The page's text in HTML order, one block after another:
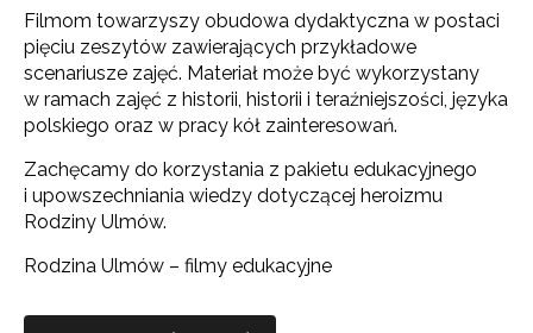
Filmom towarzyszy obudowa dydaktyczna w postaci
pięciu zeszytów zawierających przykładowe
scenariusze zajęć. Materiał może być wykorzystany
w ramach zajęć z historii, historii i teraźniejszości, języka
polskiego oraz w pracy kół zainteresowań.
Zachęcamy do korzystania z pakietu edukacyjnego
i upowszechniania wiedzy dotyczącej heroizmu
Rodziny Ulmów.
Rodzina Ulmów – filmy edukacyjne